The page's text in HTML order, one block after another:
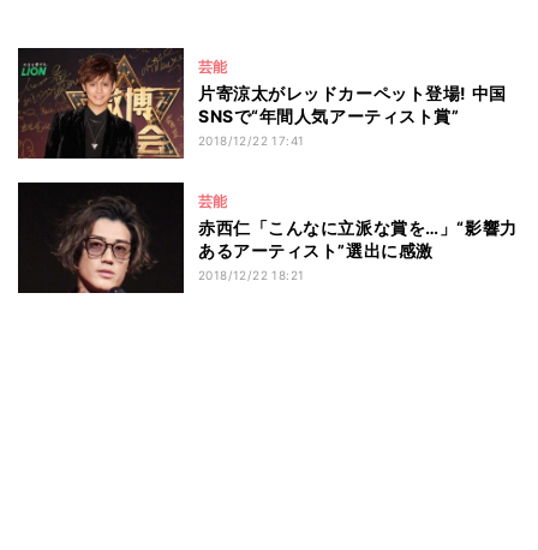
芸能
片寄涼太がレッドカーペット登場! 中国
SNSで“年間人気アーティスト賞”
2018/12/22 17:41
芸能
赤西仁「こんなに立派な賞を…」“影響力
あるアーティスト”選出に感激
2018/12/22 18:21